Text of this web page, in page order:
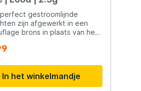
gestroomlijnde
zijn afgewerkt in een
brons in plaats van het
met een zachte siliconen
waardoor ze ook
kunnen worden
In het winkelmandje